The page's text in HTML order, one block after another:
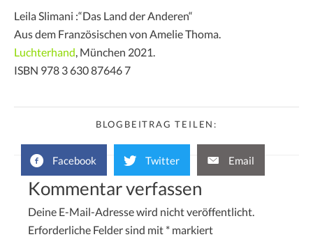
Leila Slimani :“Das Land der Anderen“
Aus dem Französischen von Amelie Thoma.
Luchterhand, München 2021.
ISBN 978 3 630 87646 7
BLOGBEITRAG TEILEN:
Facebook Twitter Email
Kommentar verfassen
Deine E-Mail-Adresse wird nicht veröffentlicht.
Erforderliche Felder sind mit * markiert